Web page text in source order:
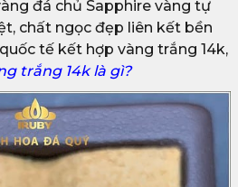
đá chủ Sapphire vàng tự
chất ngọc đẹp liên kết bền
tế kết hợp vàng trắng 14k,
trắng 14k là gì?